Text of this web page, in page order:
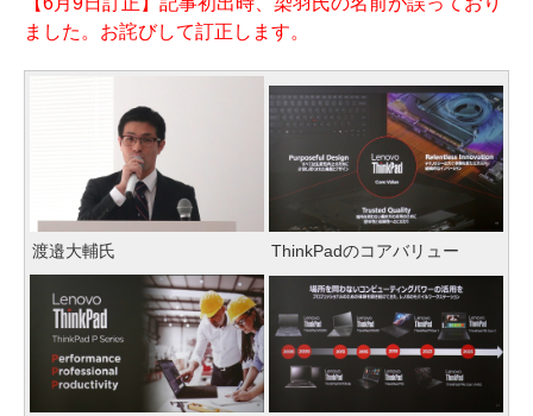
ました。お詫びして訂正します。
渡邉大輔氏 ThinkPadのコアバリュー